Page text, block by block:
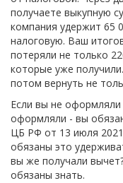
получаете выкупную
компания удержит 65
налоговую. Ваш
потеряли не только
которые уже
потом вернуть не
Если вы не оформляли
оформляли - вы
ЦБ РФ от 13 июля
обязаны это
вы же получали
обязаны знать.